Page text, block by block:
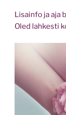
Lisainfo ja aja
Oled lahkesti